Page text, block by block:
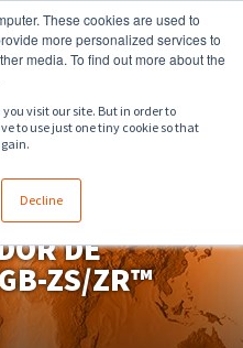
These cookies are used to
more personalized services to
media. To find out more about the
visit our site. But in order to
to use just one tiny cookie so that
Decline
sales@zeeco.com
DE
ZS/ZR™